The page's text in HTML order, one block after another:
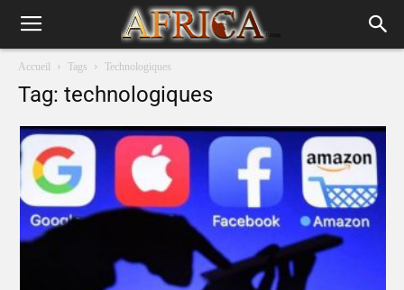
Accueil Tags Technologiques
Tag: technologiques